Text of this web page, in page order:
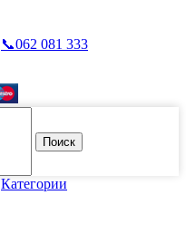
📞062 081 333
Поиск
Категории